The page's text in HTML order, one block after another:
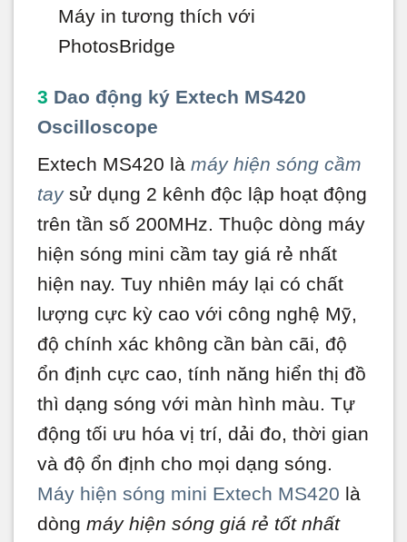
Máy in tương thích với
PhotosBridge
3 Dao động ký Extech MS420
Oscilloscope
Extech MS420 làmáy hiện sóng cầm
taysử dụng 2 kênh độc lập hoạt động
trên tần số 200MHz. Thuộc dòng máy
hiện sóng mini cầm tay giá rẻ nhất
hiện nay. Tuy nhiên máy lại có chất
lượng cực kỳ cao với công nghệ Mỹ,
độ chính xác không cần bàn cãi, độ
ổn định cực cao, tính năng hiển thị đồ
thì dạng sóng với màn hình màu. Tự
động tối ưu hóa vị trí, dải đo, thời gian
và độ ổn định cho mọi dạng sóng.
Máy hiện sóng mini Extech MS420 là
dòngmáy hiện sóng giá rẻ tốt nhất